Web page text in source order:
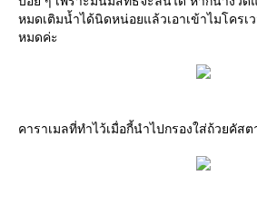
หมดเติมน้ำได้นิดหน่อยแล้วเอาเข้าไมโครเ
หมดค่ะ
คาราเมลที่ทำไว้เมื่อกี้นำไปกรองใส่ถ้วยคัสต